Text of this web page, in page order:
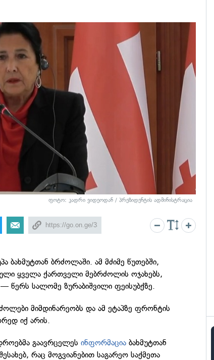
ფოტო: კადრი ვიდეოდან / პრეზიდენტის ადმინისტრაცია
ბახმუტთან ბრძოლაში. ამ მძიმე წუთებში,
ყველა ქართველი მებრძოლის ოჯახებს,
წერს სალომე ზურაბიშვილი ფეისუბქზე.
მიმდინარეობს და ამ ეტაპზე ფრონტის
იქ არის.
გაავრცელესინფორმაცია ბახმუტთან
რაც მოგვიანებით საგარეო საქმეთა